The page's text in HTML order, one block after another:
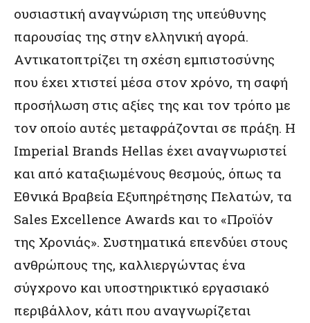
ουσιαστική αναγνώριση της υπεύθυνης
παρουσίας της στην ελληνική αγορά.
Αντικατοπτρίζει τη σχέση εμπιστοσύνης
που έχει χτιστεί μέσα στον χρόνο, τη σαφή
προσήλωση στις αξίες της και τον τρόπο με
τον οποίο αυτές μεταφράζονται σε πράξη. Η
Imperial Brands Hellas έχει αναγνωριστεί
και από καταξιωμένους θεσμούς, όπως τα
Εθνικά Βραβεία Εξυπηρέτησης Πελατών, τα
Sales Excellence Awards και το «Προϊόν
της Χρονιάς». Συστηματικά επενδύει στους
ανθρώπους της, καλλιεργώντας ένα
σύγχρονο και υποστηρικτικό εργασιακό
περιβάλλον, κάτι που αναγνωρίζεται